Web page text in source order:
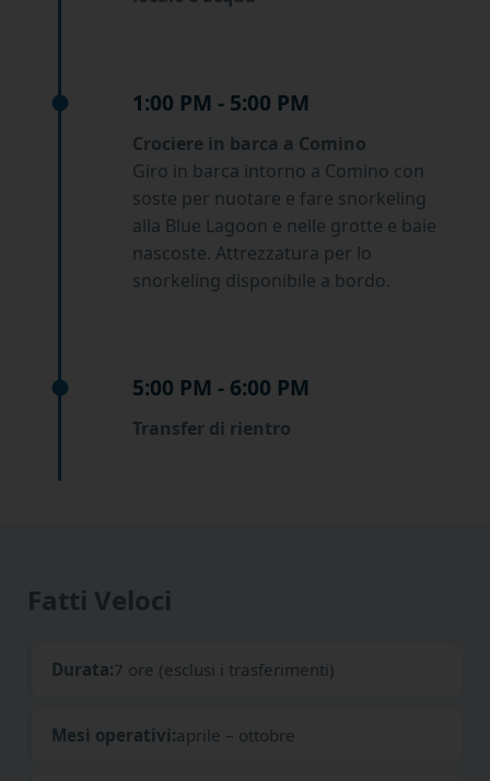
1:00 PM - 5:00 PM
Crociere in barca a Comino
Giro in barca intorno a Comino con
soste per nuotare e fare snorkeling
alla Blue Lagoon e nelle grotte e baie
nascoste. Attrezzatura per lo
snorkeling disponibile a bordo.
5:00 PM - 6:00 PM
Transfer di rientro
Fatti Veloci
Durata:7 ore (esclusi i trasferimenti)
Mesi operativi:aprile – ottobre